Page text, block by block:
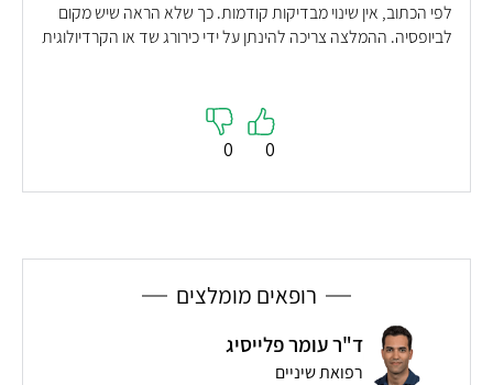
לפי הכתוב, אין שינוי מבדיקות קודמות. כך שלא הראה שיש מקום
לביופסיה. ההמלצה צריכה להינתן על ידי כירורג שד או הקרדיולוגית
0
0
רופאים מומלצים
ד"ר עומר פלייסיג
רפואת שיניים